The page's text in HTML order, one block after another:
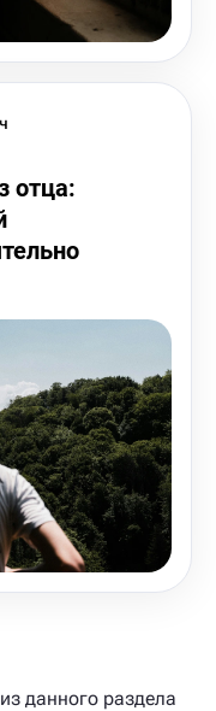
отца:
данного раздела